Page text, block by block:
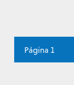
Página 1